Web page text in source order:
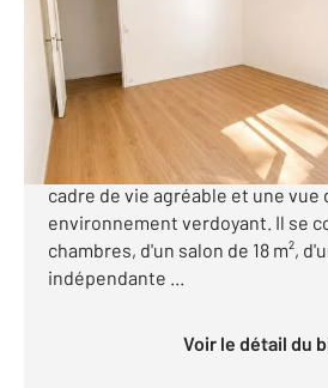
Appartement T4 à vendre
149 000 €
SECTEUR DOULON Découvrez
très lumineux, entièrement
cadre de vie agréable et une vue
environnement verdoyant. Il se
chambres, d'un salon de 18 m²,
indépendante ...
Voir le détail du